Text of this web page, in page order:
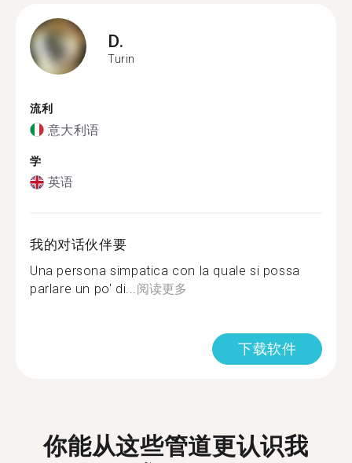
D.
Turin
流利
意大利语
学
英语
我的对话伙伴要
Una persona simpatica con la quale si possa
parlare un po' di...阅读更多
下载软件
你能从这些管道更认识我